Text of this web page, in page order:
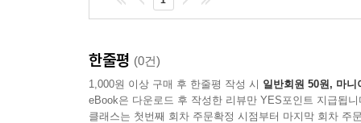
한줄평 (0건)
1,000원 이상 구매 후 한줄평 작성 시 일반회원 50원, 마니
eBook은 다운로드 후 작성한 리뷰만 YES포인트 지급됩니
클래스는 첫번째 회차 주문확정 시점부터 마지막 회차 주